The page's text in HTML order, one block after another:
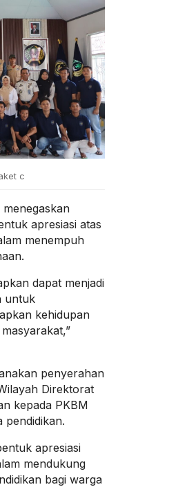
c
apresiasi atas
menempuh
dapat menjadi
untuk
kehidupan
penyerahan
Direktorat
kepada PKBM
pendidikan.
apresiasi
mendukung
bagi warga